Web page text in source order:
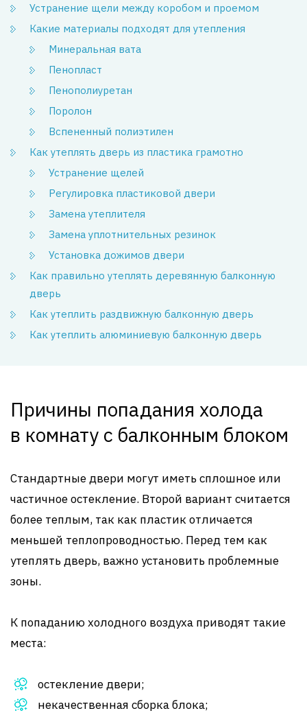
Устранение щели между коробом и проемом
Какие материалы подходят для утепления
Минеральная вата
Пенопласт
Пенополиуретан
Поролон
Вспененный полиэтилен
Как утеплять дверь из пластика грамотно
Устранение щелей
Регулировка пластиковой двери
Замена утеплителя
Замена уплотнительных резинок
Установка дожимов двери
Как правильно утеплять деревянную балконную
дверь
Как утеплить раздвижную балконную дверь
Как утеплить алюминиевую балконную дверь
Причины попадания холода
в комнату с балконным блоком
Стандартные двери могут иметь сплошное или
частичное остекление. Второй вариант считается
более теплым, так как пластик отличается
меньшей теплопроводностью. Перед тем как
утеплять дверь, важно установить проблемные
зоны.
К попаданию холодного воздуха приводят такие
места:
остекление двери;
некачественная сборка блока;